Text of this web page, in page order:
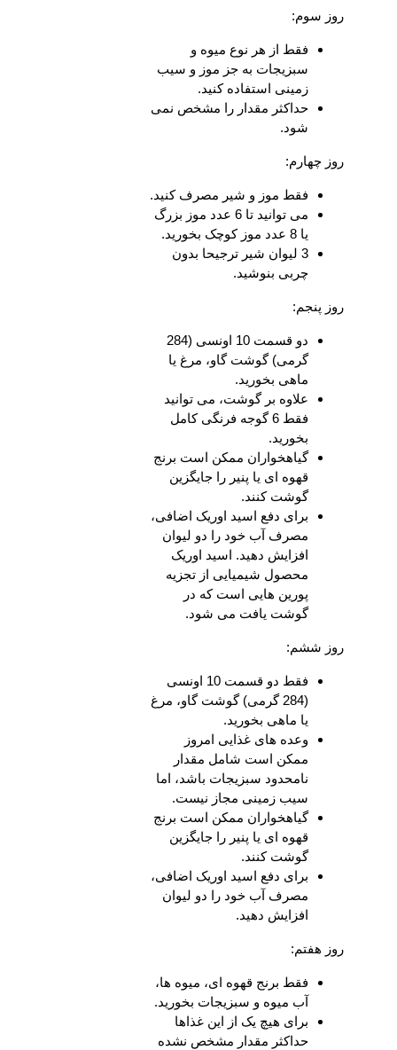
روز سوم:
فقط از هر نوع میوه و
سبزیجات به جز موز و سیب
زمینی استفاده کنید.
حداکثر مقدار را مشخص نمی
شود.
روز چهارم:
فقط موز و شیر مصرف کنید.
می توانید تا 6 عدد موز بزرگ
یا 8 عدد موز کوچک بخورید.
3 لیوان شیر ترجیحا بدون
چربی بنوشید.
روز پنجم:
دو قسمت 10 اونسی (284
گرمی) گوشت گاو، مرغ یا
ماهی بخورید.
علاوه بر گوشت، می توانید
فقط 6 گوجه فرنگی کامل
بخورید.
گیاهخواران ممکن است برنج
قهوه ای یا پنیر را جایگزین
گوشت کنند.
برای دفع اسید اوریک اضافی،
مصرف آب خود را دو لیوان
افزایش دهید. اسید اوریک
محصول شیمیایی از تجزیه
پورین هایی است که در
گوشت یافت می شود.
روز ششم:
فقط دو قسمت 10 اونسی
(284 گرمی) گوشت گاو، مرغ
یا ماهی بخورید.
وعده های غذایی امروز
ممکن است شامل مقدار
نامحدود سبزیجات باشد، اما
سیب زمینی مجاز نیست.
گیاهخواران ممکن است برنج
قهوه ای یا پنیر را جایگزین
گوشت کنند.
برای دفع اسید اوریک اضافی،
مصرف آب خود را دو لیوان
افزایش دهید.
روز هفتم:
فقط برنج قهوه ای، میوه ها،
آب میوه و سبزیجات بخورید.
برای هیچ یک از این غذاها
حداکثر مقدار مشخص نشده